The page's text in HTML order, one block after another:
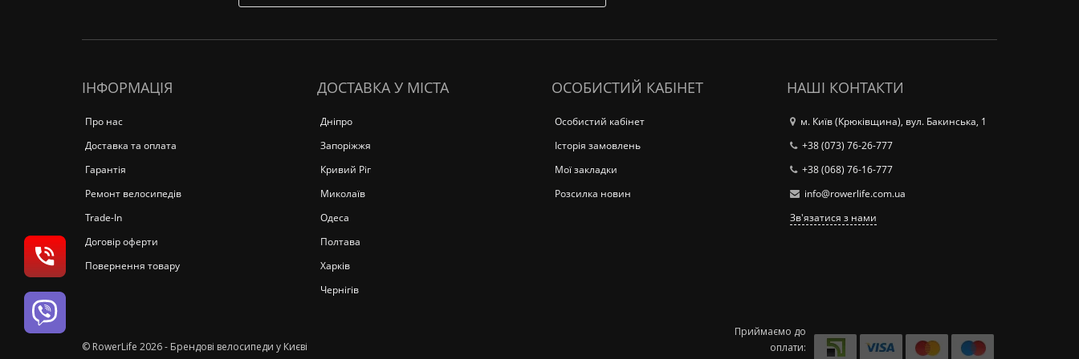
ІНФОРМАЦІЯ
Про нас
Доставка та оплата
Гарантія
Ремонт велосипедів
Trade-In
Договір оферти
Повернення товару
ДОСТАВКА У МІСТА
Дніпро
Запоріжжя
Кривий Ріг
Миколаїв
Одеса
Полтава
Харків
Чернігів
ОСОБИСТИЙ КАБІНЕТ
Особистий кабінет
Історія замовлень
Мої закладки
Розсилка новин
НАШІ КОНТАКТИ
м. Київ (Крюківщина), вул. Бакинська, 1
+38 (073) 76-26-777
+38 (068) 76-16-777
info@rowerlife.com.ua
Зв'язатися з нами
© RowerLife 2026 - Брендові велосипеди у Києві
Приймаємо до
оплати: